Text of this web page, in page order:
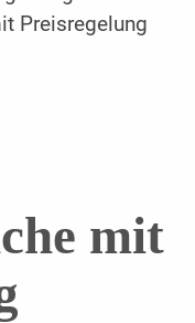
Preisregelung
mit